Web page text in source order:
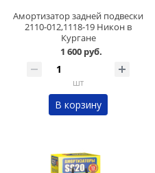
Амортизатор задней подвески
2110-012,1118-19 Никон в
Кургане
1 600 руб.
шт
В корзину